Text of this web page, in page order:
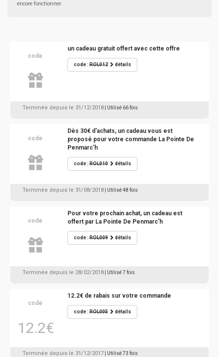
encore fonctionner.
code
un cadeau gratuit offert avec cette offre
code :ROL012 détails
Terminée depuis le 31/12/2018 | Utilisé 66 fois
code
Dès 30€ d'achats, un cadeau vous est
proposé pour votre commande La Pointe De
Penmarc'h
code :ROL010 détails
Terminée depuis le 31/08/2018 | Utilisé 48 fois
code
Pour votre prochain achat, un cadeau est
offert par La Pointe De Penmarc'h
code :ROL009 détails
Terminée depuis le 28/02/2018 | Utilisé 7 fois
code
12.2€
12.2€ de rabais sur votre commande
code :ROL005 détails
Terminée depuis le 31/12/2017 | Utilisé 73 fois